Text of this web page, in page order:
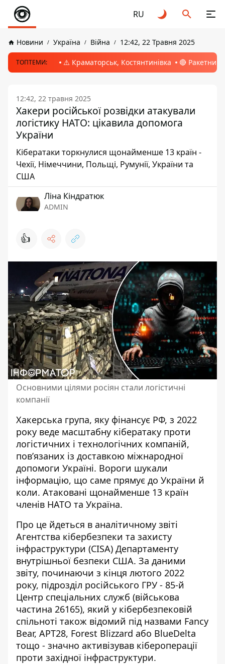
RU
Новини Україна Війна 12:42, 22 Травня 2025
ТОПТЕМИ: ⚠️ Краматорськ, Костянтинівка 🔴 Ракетний
12:42, 22 травня 2025
Хакери російської розвідки атакували
логістику НАТО: цікавила допомога
України
Кібератаки торкнулися щонайменше 13 країн -
Чехії, Німеччини, Польщі, Румунії, України та
США
Ліна Кіндратюк
ADMIN
👍
Основними цілями росіян стали логістичні
компанії
Хакерська група, яку фінансує РФ, з 2022
року веде масштабну кібератаку проти
логістичних і технологічних компаній,
пов’язаних із доставкою міжнародної
допомоги Україні. Вороги шукали
інформацію, що саме прямує до України й
коли. Атаковані щонайменше 13 країн
членів НАТО та Україна.
Про це йдеться в аналітичному звіті
Агентства кібербезпеки та захисту
інфраструктури (CISA) Департаменту
внутрішньої безпеки США. За даними
звіту, починаючи з кінця лютого 2022
року, підрозділ російського ГРУ - 85-й
Центр спеціальних служб (військова
частина 26165), який у кібербезпековій
спільноті також відомий під назвами Fancy
Bear, APT28, Forest Blizzard або BlueDelta
тощо - значно активізував кібероперації
проти західної інфраструктури.